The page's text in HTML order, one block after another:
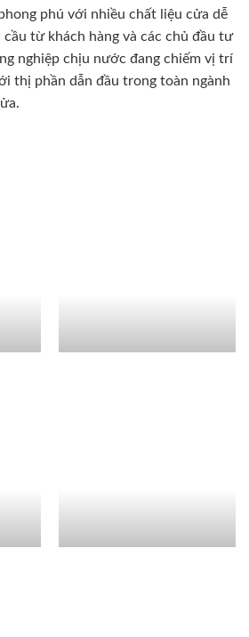
phú với nhiều chất liệu cửa dễ
cầu từ khách hàng và các chủ đầu tư
nghiệp chịu nước đang chiếm vị trí
thị phần dẫn đầu trong toàn ngành